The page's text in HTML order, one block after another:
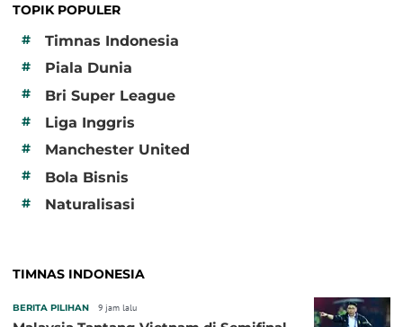
TOPIK POPULER
#
Timnas Indonesia
# Piala Dunia
# Bri Super League
# Liga Inggris
# Manchester United
# Bola Bisnis
# Naturalisasi
TIMNAS INDONESIA
BERITA PILIHAN 9 jam lalu